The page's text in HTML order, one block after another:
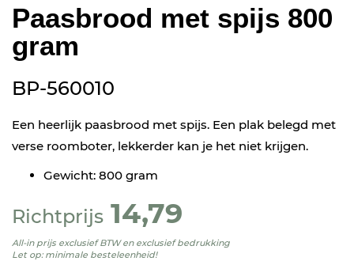
Paasbrood met spijs 800
gram
BP-560010
Een heerlijk paasbrood met spijs. Een plak belegd met
verse roomboter, lekkerder kan je het niet krijgen.
Gewicht: 800 gram
Richtprijs 14,79
All-in prijs exclusief BTW en exclusief bedrukking
Let op: minimale besteleenheid!